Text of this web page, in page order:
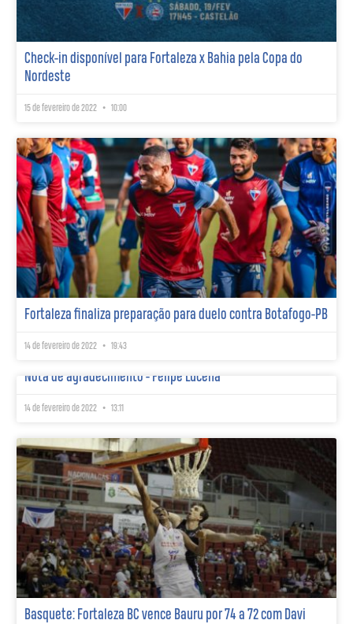
Check-in disponível para Fortaleza x Bahia pela Copa do
Nordeste
15 de fevereiro de 2022 10:00
Fortaleza finaliza preparação para duelo contra Botafogo-PB
14 de fevereiro de 2022 19:43
Nota de agradecimento - Felipe Lucena
14 de fevereiro de 2022 13:11
Basquete: Fortaleza BC vence Bauru por 74 a 72 com Davi